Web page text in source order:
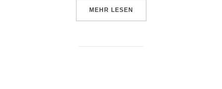
MEHR ÜBER „DER KREATIVITÄT KEINE
LESEN